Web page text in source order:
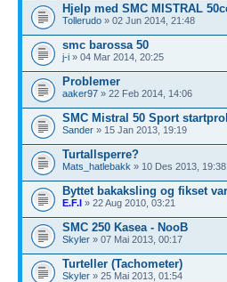
Hjelp med SMC MISTRAL
Tollerudo » 02 Jun 2014, 21:48
smc barossa 50
j-i » 04 Mar 2014, 20:25
Problemer
aaker97 » 22 Feb 2014, 14:06
SMC Mistral 50 Sport
Sander » 15 Jan 2013, 19:19
Turtallsperre?
Mats_hatlebakk » 10 Des 2013, 19:38
Byttet bakaksling og fikset
E.F.I » 22 Aug 2010, 03:21
SMC 250 Kasea - NooB
Skyler » 07 Mai 2013, 00:17
Turteller (Tachometer)
Skyler » 25 Mai 2013, 01:54